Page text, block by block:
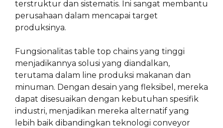
terstruktur dan sistematis. Ini sangat membantu
perusahaan dalam mencapai target
produksinya.
Fungsionalitas table top chains yang tinggi
menjadikannya solusi yang diandalkan,
terutama dalam line produksi makanan dan
minuman. Dengan desain yang fleksibel, mereka
dapat disesuaikan dengan kebutuhan spesifik
industri, menjadikan mereka alternatif yang
lebih baik dibandingkan teknologi conveyor